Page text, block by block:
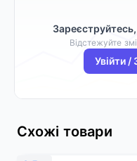
Відстежуйте
Увійти /
Схожі товари